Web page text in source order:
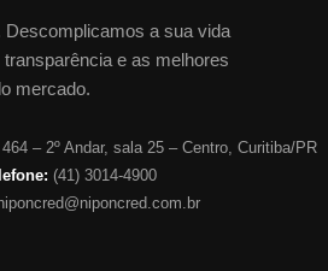
a sua vida
e as melhores
mercado.
– 2º Andar, sala 25 – Centro, Curitiba/PR
(41) 3014-4900